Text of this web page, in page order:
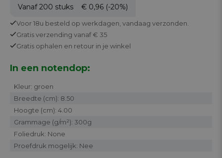
Vanaf 200 stuks € 0,96 (-20%)
Voor 18u besteld op werkdagen, vandaag verzonden.
Gratisverzending vanaf € 35
Gratis ophalen en retour in je winkel
In een notendop:
Kleur: groen
Breedte (cm): 8.50
Hoogte (cm): 4.00
Grammage (g/m²): 300g
Foliedruk: None
Proefdruk mogelijk: Nee